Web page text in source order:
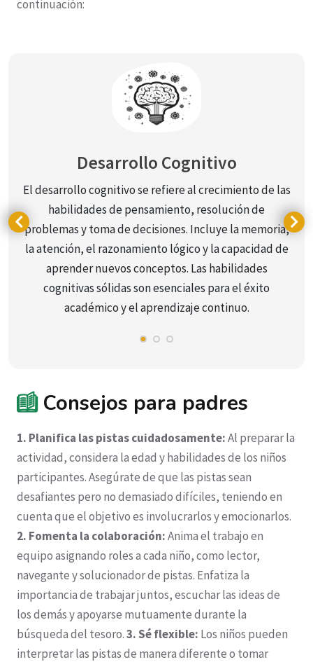
continuación:
Desarrollo Cognitivo
El desarrollo cognitivo se refiere al crecimiento de las
habilidades de pensamiento, resolución de
problemas y toma de decisiones. Incluye la memoria,
la atención, el razonamiento lógico y la capacidad de
aprender nuevos conceptos. Las habilidades
cognitivas sólidas son esenciales para el éxito
académico y el aprendizaje continuo.
Consejos para padres
1. Planifica las pistas cuidadosamente:Al preparar la
actividad, considera la edad y habilidades de los niños
participantes. Asegúrate de que las pistas sean
desafiantes pero no demasiado difíciles, teniendo en
cuenta que el objetivo es involucrarlos y emocionarlos.
2. Fomenta la colaboración:Anima el trabajo en
equipo asignando roles a cada niño, como lector,
navegante y solucionador de pistas. Enfatiza la
importancia de trabajar juntos, escuchar las ideas de
los demás y apoyarse mutuamente durante la
búsqueda del tesoro.3. Sé flexible: Los niños pueden
interpretar las pistas de manera diferente o tomar